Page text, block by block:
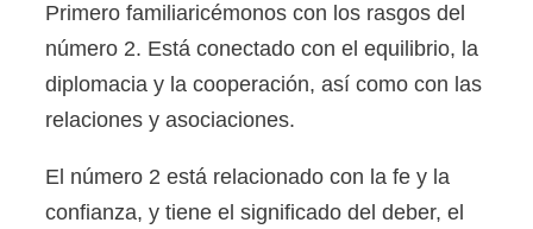
Primero familiaricémonos con los rasgos del
número 2. Está conectado con el equilibrio, la
diplomacia y la cooperación, así como con las
relaciones y asociaciones.
El número 2 está relacionado con la fe y la
confianza, y tiene el significado del deber, el